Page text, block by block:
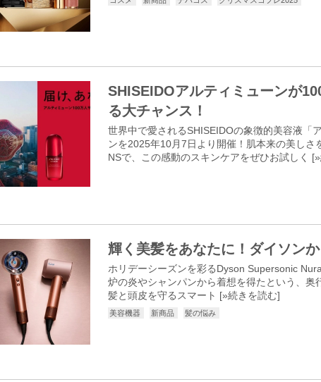
SHISEIDOアルティミューンが
る大チャンス！
世界中で愛されるSHISEIDOの象徴的美容液「
ンを2025年10月7日より開催！肌本来の美し
NSで、この感動のスキンケアをぜひお試しく [
輝く美髪をあなたに！ダイソン
ホリデーシーズンを彩るDyson Supersonic
炉の炎やシャンパンから着想を得たという、
髪と頭皮を守るスマート [»続きを読む]
美容機器 新商品 髪の悩み